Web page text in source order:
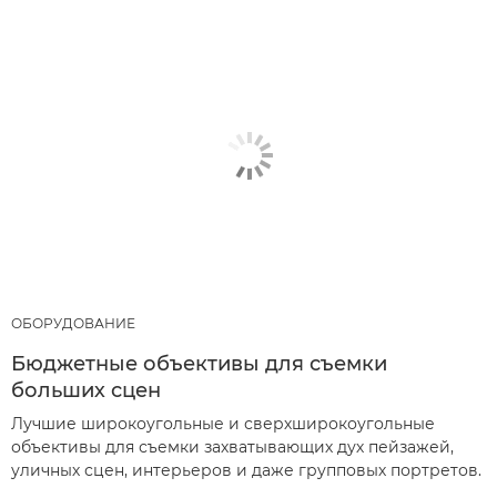
ОБОРУДОВАНИЕ
Бюджетные объективы для съемки
больших сцен
Лучшие широкоугольные и сверхширокоугольные
объективы для съемки захватывающих дух пейзажей,
уличных сцен, интерьеров и даже групповых портретов.